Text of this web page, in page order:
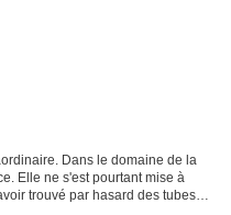
Dans le domaine de la
Elle ne s'est pourtant mise à
trouvé par hasard des tubes